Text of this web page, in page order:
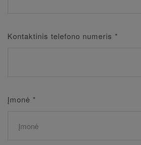
Kontaktinis telefono numeris *
Įmonė *